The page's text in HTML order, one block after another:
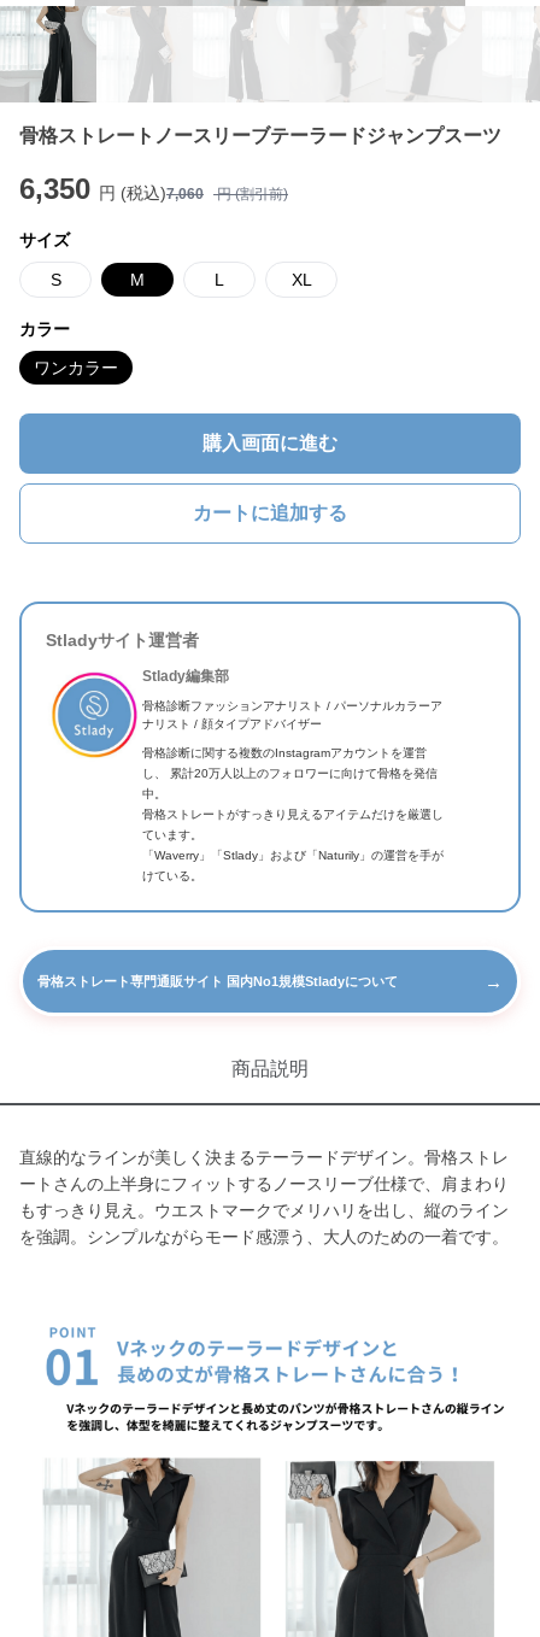
骨格ストレートノースリーブテーラードジャンプスーツ
6,350 円 (税込)7,060 円 (割引前)
サイズ
S M L XL
カラー
ワンカラー
購入画面に進む
カートに追加する
Stladyサイト運営者
Stlady編集部
骨格診断ファッションアナリスト / パーソナルカラーア
ナリスト / 顔タイプアドバイザー
骨格診断に関する複数のInstagramアカウントを運営
し、 累計20万人以上のフォロワーに向けて骨格を発信
中。
骨格ストレートがすっきり見えるアイテムだけを厳選し
ています。
「Waverry」「Stlady」および「Naturily」の運営を手が
けている。
骨格ストレート専門通販サイト 国内No1規模Stladyについて →
商品説明
直線的なラインが美しく決まるテーラードデザイン。骨格ストレ
ートさんの上半身にフィットするノースリーブ仕様で、肩まわり
もすっきり見え。ウエストマークでメリハリを出し、縦のライン
を強調。シンプルながらモード感漂う、大人のための一着です。